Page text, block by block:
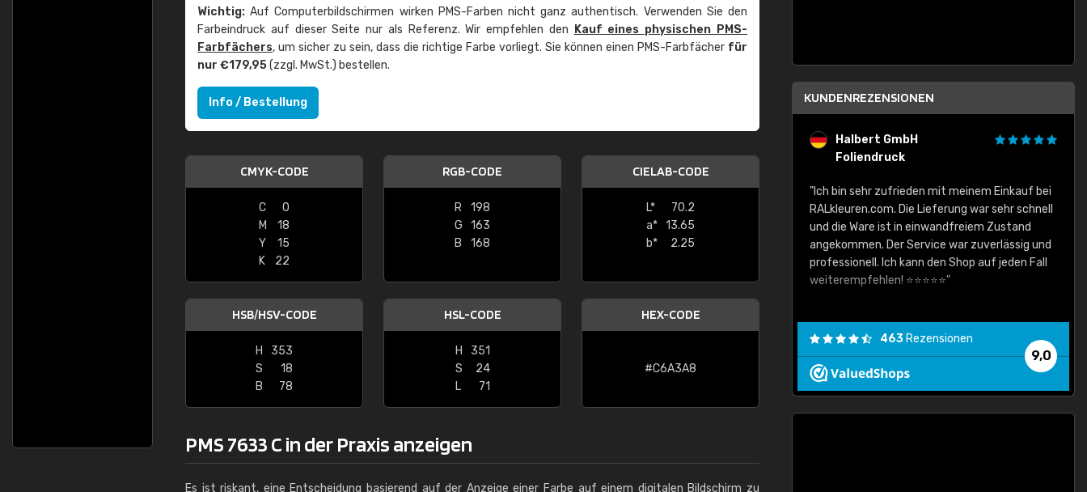
Wichtig: Auf Computerbildschirmen wirken PMS-Farben nicht ganz authentisch. Verwenden Sie den
Farbeindruck auf dieser Seite nur als Referenz. Wir empfehlen den
Kauf eines physischen PMS-
Farbfächers, um sicher zu sein, dass die richtige Farbe vorliegt. Sie können einen PMS-Farbfächer für
nur €179,95(zzgl. MwSt.) bestellen.
Info / Bestellung
CMYK-CODE
C
0
M
18
Y
15
K
22
RGB-CODE
R
198
G
163
B
168
CIELAB-CODE
L*
70.2
a* 13.65
b*
2.25
HSB/HSV-CODE
H
353
S
18
B
78
HSL-CODE
H
351
S
24
L
71
HEX-CODE
#C6A3A8
PMS 7633 C in der Praxis anzeigen
Es ist riskant, eine Entscheidung basierend auf der Anzeige einer Farbe auf einem digitalen Bildschirm zu
KUNDENREZENSIONEN
"Alles so, wie man es sich wünscht, gute Ware,
schnelle Lieferung."
Halbert GmbH
Foliendruck
"Ich bin sehr zufrieden mit meinem Einkauf bei
RALkleuren.com. Die Lieferung war sehr schnell
und die Ware ist in einwandfreiem Zustand
angekommen. Der Service war zuverlässig und
professionell. Ich kann den Shop auf jeden Fall
weiterempfehlen! ⭐⭐⭐⭐⭐"
9,0
463 Rezensionen